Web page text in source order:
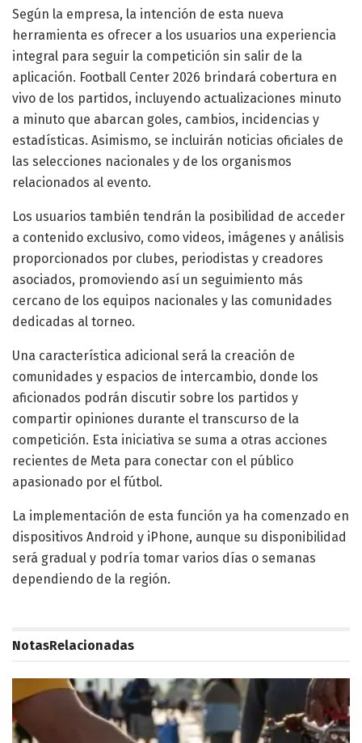
Según la empresa, la intención de esta nueva
herramienta es ofrecer a los usuarios una experiencia
integral para seguir la competición sin salir de la
aplicación. Football Center 2026 brindará cobertura en
vivo de los partidos, incluyendo actualizaciones minuto
a minuto que abarcan goles, cambios, incidencias y
estadísticas. Asimismo, se incluirán noticias oficiales de
las selecciones nacionales y de los organismos
relacionados al evento.
Los usuarios también tendrán la posibilidad de acceder
a contenido exclusivo, como videos, imágenes y análisis
proporcionados por clubes, periodistas y creadores
asociados, promoviendo así un seguimiento más
cercano de los equipos nacionales y las comunidades
dedicadas al torneo.
Una característica adicional será la creación de
comunidades y espacios de intercambio, donde los
aficionados podrán discutir sobre los partidos y
compartir opiniones durante el transcurso de la
competición. Esta iniciativa se suma a otras acciones
recientes de Meta para conectar con el público
apasionado por el fútbol.
La implementación de esta función ya ha comenzado en
dispositivos Android y iPhone, aunque su disponibilidad
será gradual y podría tomar varios días o semanas
dependiendo de la región.
NotasRelacionadas